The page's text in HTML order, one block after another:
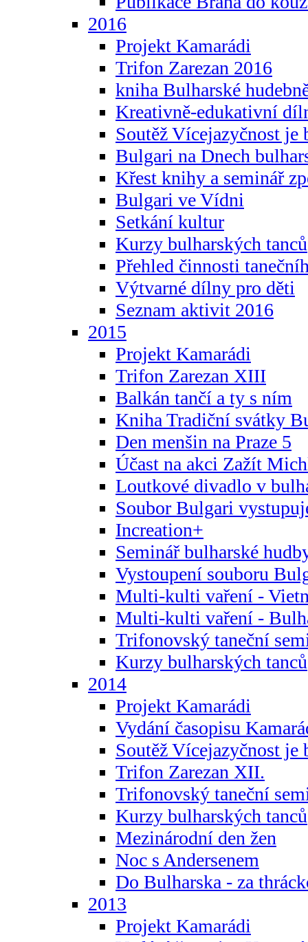
2016
Projekt Kamarádi
Trifon Zarezan 2016
kniha Bulharské
Kreativně-edukativní
Soutěž Vícejazyčnost je
Bulgari na Dnech
Křest knihy a seminář
Bulgari ve Vídni
Setkání kultur
Kurzy bulharských tanců
Přehled činnosti
Výtvarné dílny pro děti
Seznam aktivit 2016
2015
Projekt Kamarádi
Trifon Zarezan XIII
Balkán tančí a ty s ním
Kniha Tradiční svátky
Den menšin na Praze 5
Účast na akci Zažít
Loutkové divadlo v
Soubor Bulgari
Increation+
Seminář bulharské
Vystoupení souboru
Multi-kulti vaření -
Multi-kulti vaření -
Trifonovský taneční
Kurzy bulharských tanců
2014
Projekt Kamarádi
Vydání časopisu
Soutěž Vícejazyčnost je
Trifon Zarezan XII.
Trifonovský taneční
Kurzy bulharských tanců
Mezinárodní den žen
Noc s Andersenem
Do Bulharska - za
2013
Projekt Kamarádi